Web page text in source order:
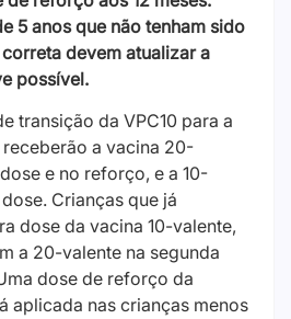
5 anos que não tenham sido
devem atualizar a
possível.
transição da VPC10 para a
a vacina 20-
e no reforço, e a 10-
Crianças que já
dose da vacina 10-valente,
a 20-valente na segunda
dose de reforço da
aplicada nas crianças menos